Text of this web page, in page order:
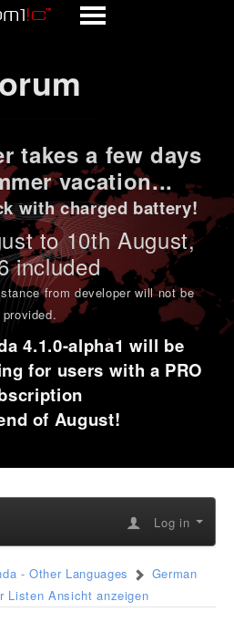
takes a few days
vacation...
with charged battery!
to 10th August,
included
from developer will not be
provided.
4.1.0-alpha1 will be
for users with a PRO
of August!
Log in
- Other Languages
German
Listen Ansicht anzeigen